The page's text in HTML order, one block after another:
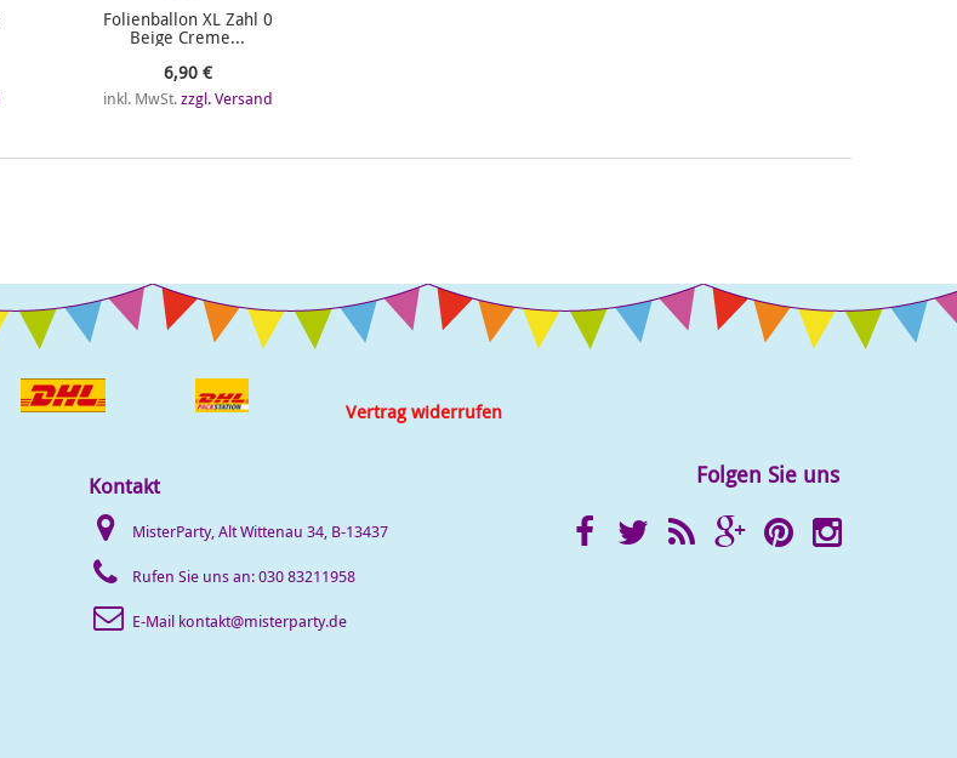
Folienballon XL Zahl 0
Beige Creme...
6,90 €
inkl. MwSt.zzgl. Versand
Vertrag widerrufen
Kontakt
MisterParty, Alt Wittenau 34, B-13437
Rufen Sie uns an:030 83211958
E-Mail kontakt@misterparty.de
Folgen Sie uns